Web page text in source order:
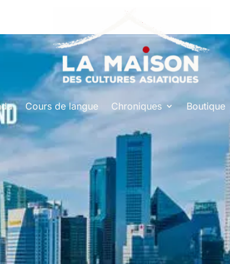
Cours de langue Chroniques Boutique